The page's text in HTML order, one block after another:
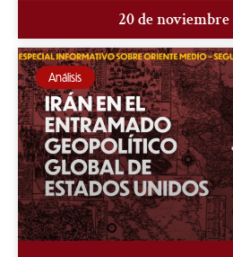
20 de noviembre
Análisis